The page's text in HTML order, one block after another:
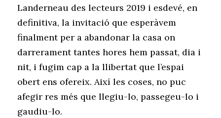
Landerneau des lecteurs 2019 i esdevé, en
definitiva, la invitació que esperàvem
finalment per a abandonar la casa on
darrerament tantes hores hem passat, dia i
nit, i fugim cap a la llibertat que l’espai
obert ens ofereix. Així les coses, no puc
afegir res més que llegiu-lo, passegeu-lo i
gaudiu-lo.